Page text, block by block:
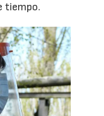
tiempo.